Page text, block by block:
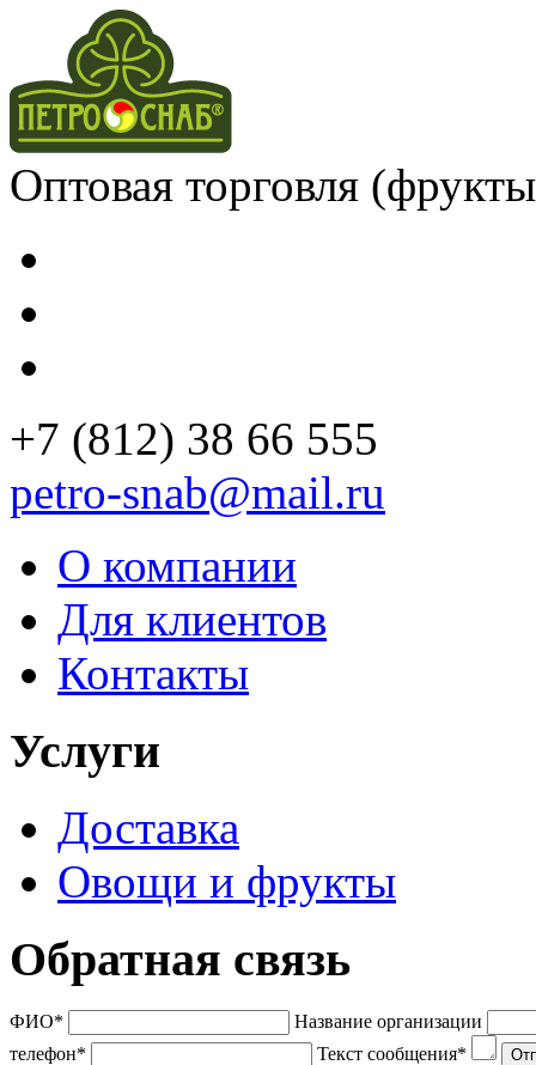
Оптовая торговля
+7 (812) 38 66 555
petro-snab@mail.ru
О компании
Для клиентов
Контакты
Услуги
Доставка
Овощи и фрукты
Обратная связь
ФИО*
Название организации
телефон* Текст сообщения*